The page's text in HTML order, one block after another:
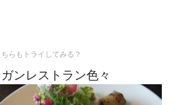
ちらもトライしてみる？
ンレストラン色々